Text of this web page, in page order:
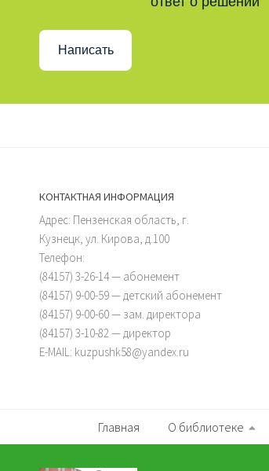
Написать
КОНТАКТНАЯ ИНФОРМАЦИЯ
Адрес: Пензенская область, г.
Кузнецк, ул. Кирова, д.100
Телефон:
(84157) 3-26-14 — абонемент
(84157) 9-00-59 — детский абонемент
(84157) 9-00-60 — зам. директора
(84157) 3-10-82 — директор
E-MAIL: kuzpushk58@yandex.ru
Главная О библиотеке